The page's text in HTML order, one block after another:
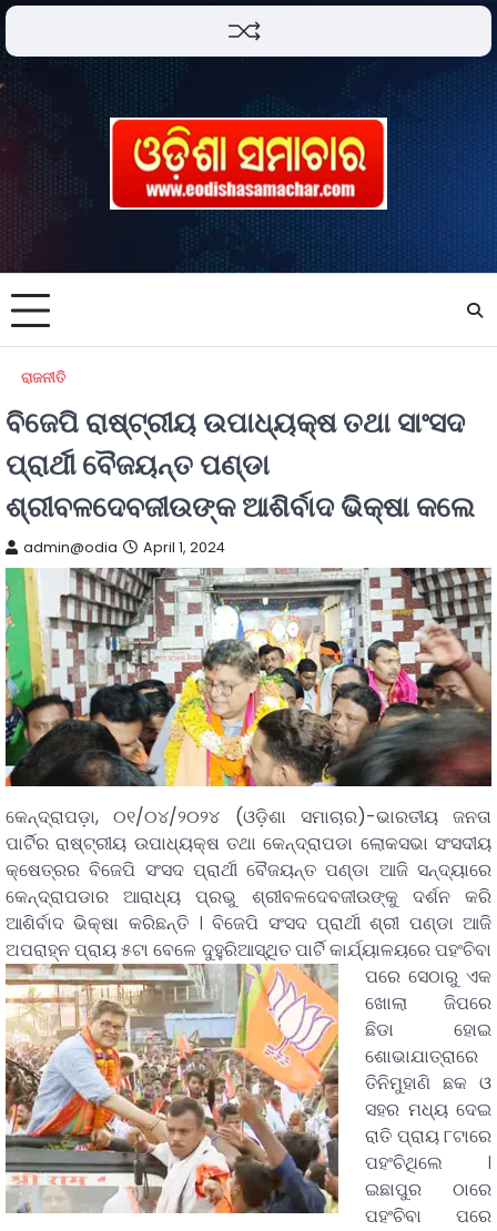
ରାଜନୀତି
ବିଜେପି ରାଷ୍ଟ୍ରୀୟ ଉପାଧ୍ୟକ୍ଷ ତଥା ସାଂସଦ
ପ୍ରାର୍ଥୀ ବୈଜୟନ୍ତ ପଣ୍ଡା
ଶ୍ରୀବଳଦେବଜୀଉଙ୍କ ଆଶିର୍ବାଦ ଭିକ୍ଷା କଲେ
admin@odia April 1, 2024
କେନ୍ଦ୍ରାପଡ଼ା, ୦୧/୦୪/୨୦୨୪ (ଓଡ଼ିଶା ସମାଚାର)-ଭାରତୀୟ ଜନତା
ପାର୍ଟିର ରାଷ୍ଟ୍ରୀୟ ଉପାଧ୍ୟକ୍ଷ ତଥା କେନ୍ଦ୍ରାପଡା ଲୋକସଭା ସଂସଦୀୟ
କ୍ଷେତ୍ରର ବିଜେପି ସଂସଦ ପ୍ରାର୍ଥୀ ବୈଜୟନ୍ତ ପଣ୍ଡା ଆଜି ସନ୍ଦ୍ୟାରେ
କେନ୍ଦ୍ରାପଡାର ଆରାଧ୍ୟ ପ୍ରଭୁ ଶ୍ରୀବଳଦେବଜୀଉଙ୍କୁ ଦର୍ଶନ କରି
ଆଶିର୍ବାଦ ଭିକ୍ଷା କରିଛନ୍ତି । ବିଜେପି ସଂସଦ ପ୍ରାର୍ଥୀ ଶ୍ରୀ ପଣ୍ଡା ଆଜି
ଅପରାହ୍ନ ପ୍ରାୟ ୫ଟା ବେଳେ ଦୁହୁରିଆସ୍ଥିତପାର୍ଟି କାର୍ଯ୍ୟାଳୟରେ ପହଂଚିବା
ପରେ ସେଠାରୁ ଏକ
ଖୋଲା ଜିପରେ
ଛିଡା ହୋଇ
ଶୋଭାଯାତ୍ରାରେ
ତିନିମୁହାଣି ଛକ ଓ
ସହର ମଧ୍ୟ ଦେଇ
ରାତି ପ୍ରାୟ ୮ଟାରେ
ପହଂଚିଥିଲେ ।
ଇଛାପୁର ଠାରେ
ପହଂଚିବା ପରେ